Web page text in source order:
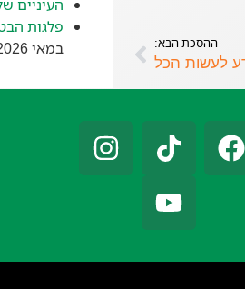
ההסכת הבא:
לעשות הכל
העיניים
פלגות
במאי 2026